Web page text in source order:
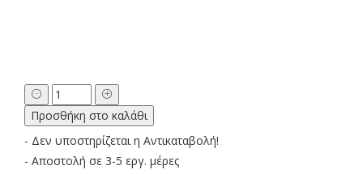
Δώρο
Γιορτή
Μητέρας
Τσαντάκι
Φελλός
Προσθήκη στο καλάθι
- Δεν υποστηρίζεται η Αντικαταβολή!
- Αποστολή σε 3-5 εργ. μέρες